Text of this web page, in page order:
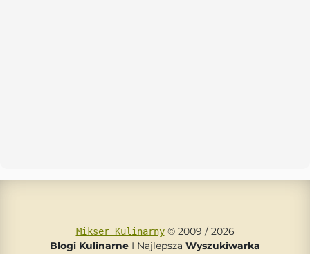
Mikser Kulinarny© 2009 / 2026
Blogi Kulinarne I Najlepsza Wyszukiwarka